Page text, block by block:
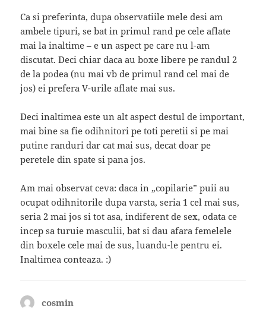
Ca si preferinta, dupa observatiile mele desi am
ambele tipuri, se bat in primul rand pe cele aflate
mai la inaltime – e un aspect pe care nu l-am
discutat. Deci chiar daca au boxe libere pe randul 2
de la podea (nu mai vb de primul rand cel mai de
jos) ei prefera V-urile aflate mai sus.
Deci inaltimea este un alt aspect destul de important,
mai bine sa fie odihnitori pe toti peretii si pe mai
putine randuri dar cat mai sus, decat doar pe
peretele din spate si pana jos.
Am mai observat ceva: daca in „copilarie” puii au
ocupat odihnitorile dupa varsta, seria 1 cel mai sus,
seria 2 mai jos si tot asa, indiferent de sex, odata ce
incep sa turuie masculii, bat si dau afara femelele
din boxele cele mai de sus, luandu-le pentru ei.
Inaltimea conteaza. :)
cosmin